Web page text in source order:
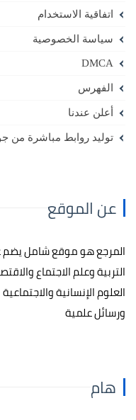
اتفاقية الاستخدام
سياسة الخصوصية
DMCA
الفهرس
أعلن عندنا
توليد روابط مباشرة من
عن الموقع
المرجع هو موقع شامل يضم
التربية وعلم الاجتماع
العلوم الإنسانية
ورسائل علمية
هام